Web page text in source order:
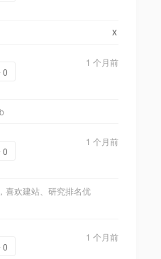
x
1 个月前
0
1 个月前
0
喜欢建站、研究排名优
1 个月前
0